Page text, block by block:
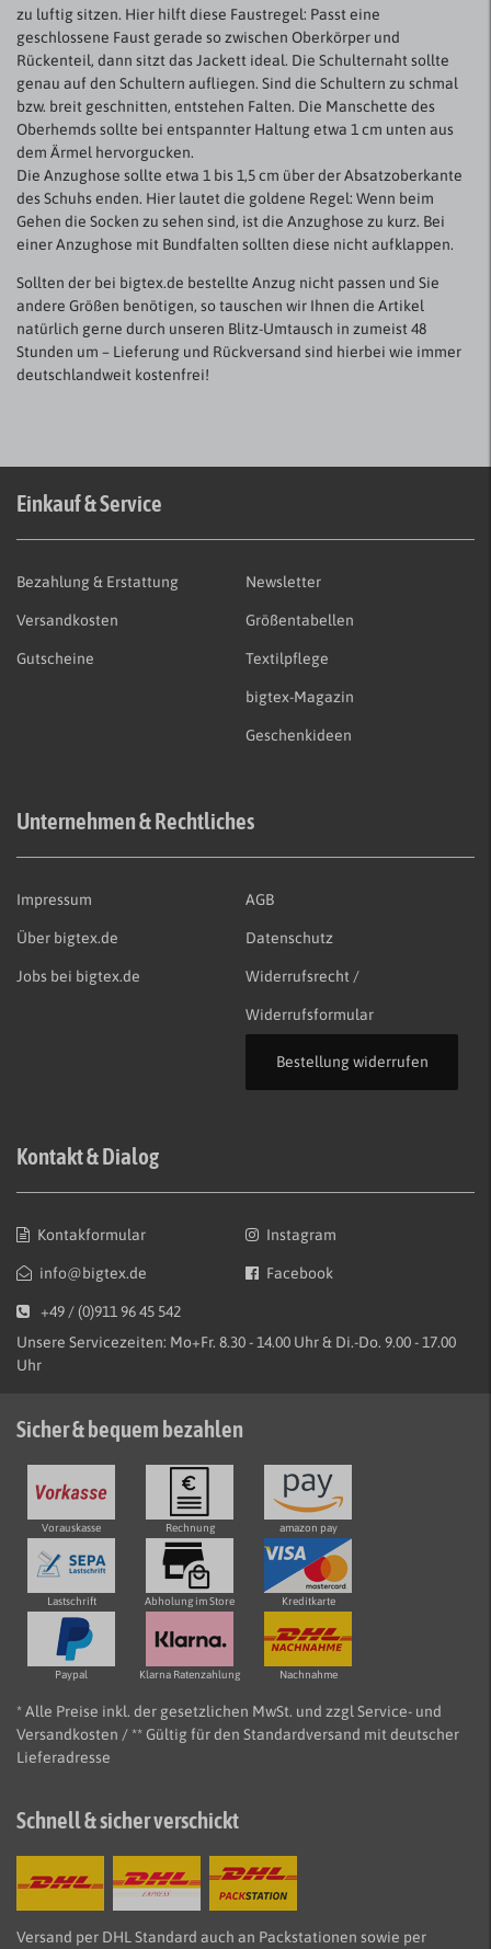
zu luftig sitzen. Hier hilft diese Faustregel: Passt eine
geschlossene Faust gerade so zwischen Oberkörper und
Rückenteil, dann sitzt das Jackett ideal. Die Schulternaht sollte
genau auf den Schultern aufliegen. Sind die Schultern zu schmal
bzw. breit geschnitten, entstehen Falten. Die Manschette des
Oberhemds sollte bei entspannter Haltung etwa 1 cm unten aus
dem Ärmel hervorgucken.
Die Anzughose sollte etwa 1 bis 1,5 cm über der Absatzoberkante
des Schuhs enden. Hier lautet die goldene Regel: Wenn beim
Gehen die Socken zu sehen sind, ist die Anzughose zu kurz. Bei
einer Anzughose mit Bundfalten sollten diese nicht aufklappen.
Sollten der bei bigtex.de bestellte Anzug nicht passen und Sie
andere Größen benötigen, so tauschen wir Ihnen die Artikel
natürlich gerne durch unseren Blitz-Umtausch in zumeist 48
Stunden um – Lieferung und Rückversand sind hierbei wie immer
deutschlandweit kostenfrei!
Einkauf & Service
Bezahlung & Erstattung
Versandkosten
Gutscheine
Newsletter
Größentabellen
Textilpflege
bigtex-Magazin
Geschenkideen
Unternehmen & Rechtliches
Impressum
Über bigtex.de
Jobs bei bigtex.de
AGB
Datenschutz
Widerrufsrecht /
Widerrufsformular
Bestellung widerrufen
Kontakt & Dialog
Kontakformular
info@bigtex.de
Instagram
Facebook
+49 / (0)911 96 45 542
Unsere Servicezeiten: Mo+Fr. 8.30 - 14.00 Uhr & Di.-Do. 9.00 - 17.00
Uhr
Sicher & bequem bezahlen
Vorauskasse Rechnung amazon pay
Lastschrift Abholung im Store Kreditkarte
Paypal Klarna Ratenzahlung Nachnahme
* Alle Preise inkl. der gesetzlichen MwSt. und zzgl Service- und
Versandkosten / ** Gültig für den Standardversand mit deutscher
Lieferadresse
Schnell & sicher verschickt
Versand per DHL Standard auch an Packstationen sowie per